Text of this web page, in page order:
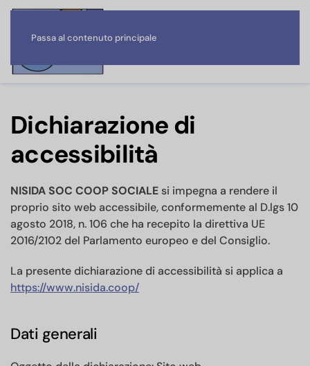
Passa al contenuto principale
Dichiarazione di
accessibilità
NISIDA SOC COOP SOCIALE si impegna a rendere il
proprio sito web accessibile, conformemente al D.lgs 10
agosto 2018, n. 106 che ha recepito la direttiva UE
2016/2102 del Parlamento europeo e del Consiglio.
La presente dichiarazione di accessibilità si applica a
https://www.nisida.coop/
Dati generali